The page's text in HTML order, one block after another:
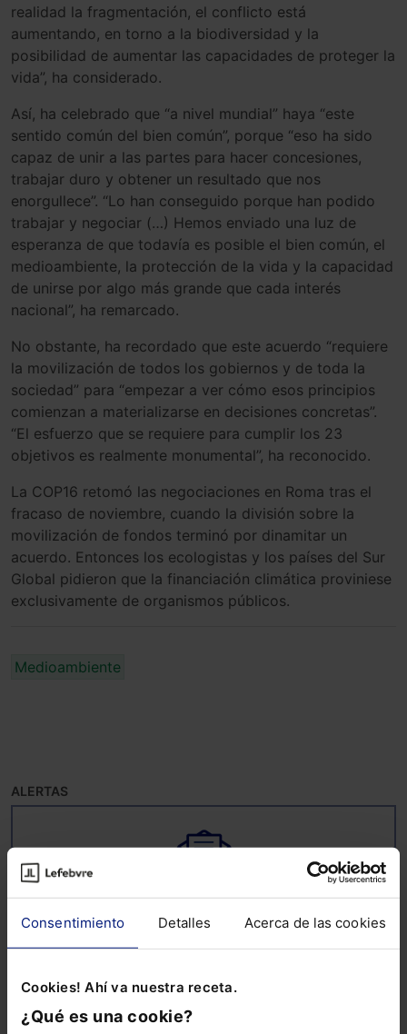
Consentimiento Detalles Acerca de las cookies
Cookies! Ahí va nuestra receta.
¿Qué es una cookie?
realidad la fragmentación, el conflicto está
aumentando, en torno a la biodiversidad y la
posibilidad de aumentar las capacidades de proteger la
vida”, ha considerado.
Así, ha celebrado que “a nivel mundial” haya “este
sentido común del bien común”, porque “eso ha sido
capaz de unir a las partes para hacer concesiones,
trabajar duro y obtener un resultado que nos
enorgullece”. “Lo han conseguido porque han podido
trabajar y negociar (…) Hemos enviado una luz de
esperanza de que todavía es posible el bien común, el
medioambiente, la protección de la vida y la capacidad
de unirse por algo más grande que cada interés
nacional”, ha remarcado.
No obstante, ha recordado que este acuerdo “requiere
la movilización de todos los gobiernos y de toda la
sociedad” para “empezar a ver cómo esos principios
comienzan a materializarse en decisiones concretas”.
“El esfuerzo que se requiere para cumplir los 23
objetivos es realmente monumental”, ha reconocido.
La COP16 retomó las negociaciones en Roma tras el
fracaso de noviembre, cuando la división sobre la
movilización de fondos terminó por dinamitar un
acuerdo. Entonces los ecologistas y los países del Sur
Global pidieron que la financiación climática proviniese
exclusivamente de organismos públicos.
Medioambiente
ALERTAS
Suscríbete ya a la alerta
ESG
Mantente al día de todo lo relacionado con
ebooks, webinars y mucho más